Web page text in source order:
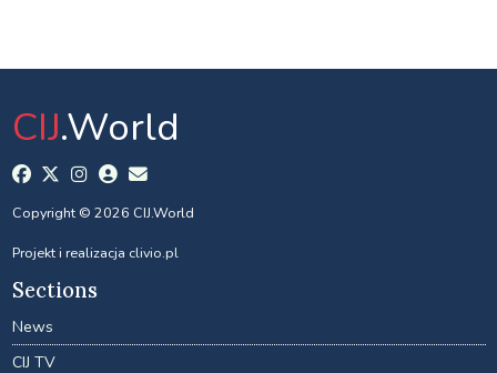
CIJ.World
Copyright © 2026 CIJ.World
Projekt i realizacja clivio.pl
Sections
News
CIJ TV